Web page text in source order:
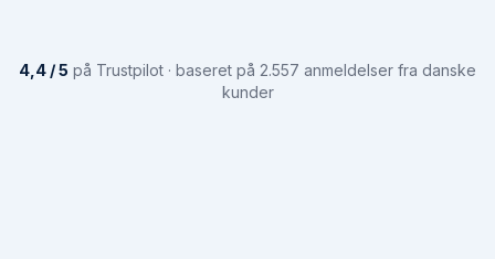
4,4 / 5 på Trustpilot · baseret på 2.557 anmeldelser fra danske
kunder